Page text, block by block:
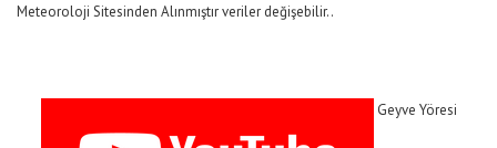
Meteoroloji Sitesinden Alınmıştır veriler değişebilir..
Geyve Yöresi